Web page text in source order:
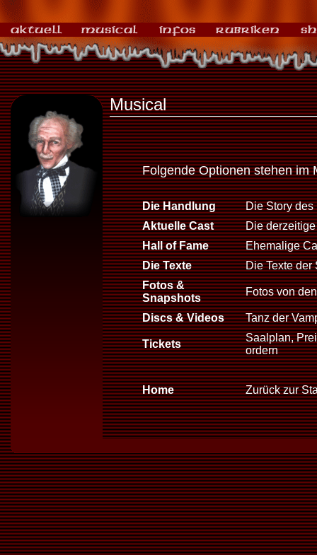
Musical
Folgende Optionen stehen im
Die Handlung
Die Story des
Aktuelle Cast
Die
Hall of Fame
Ehemalige
Die Texte
Die Texte der
Fotos &
Snapshots
Fotos von
Discs & Videos Tanz der
Tickets
Saalplan,
ordern
Home Zurück zur